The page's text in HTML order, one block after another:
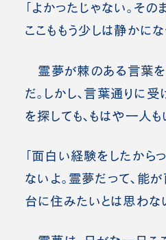
「よかったじゃない。その
ここももう少しは静かにな
霊夢が棘のある言葉を
だ。しかし、言葉通りに
を探しても、もはや一人も
「面白い経験をしたから
ないよ。霊夢だって、能
台に住みたいとは思わな